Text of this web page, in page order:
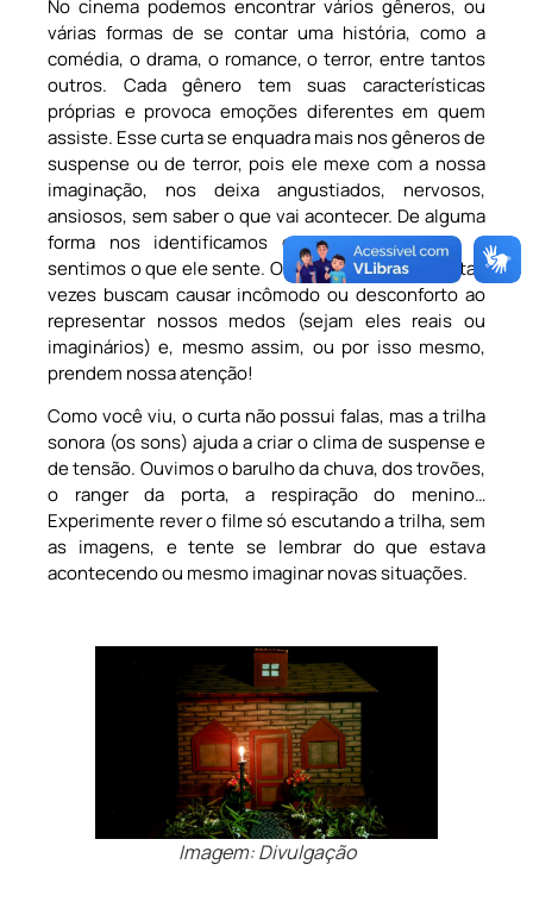
No cinema podemos encontrar vários gêneros, ou
várias formas de se contar uma história, como a
comédia, o drama, o romance, o terror, entre tantos
outros. Cada gênero tem suas características
próprias e provoca emoções diferentes em quem
assiste. Esse curta se enquadra mais nos gêneros de
suspense ou de terror, pois ele mexe com a nossa
imaginação, nos deixa angustiados, nervosos,
ansiosos, sem saber o que vai acontecer. De alguma
forma nos identificamos com o personagem e
sentimos o que ele sente. Os filmes de terror muitas
vezes buscam causar incômodo ou desconforto ao
representar nossos medos (sejam eles reais ou
imaginários) e, mesmo assim, ou por isso mesmo,
prendem nossa atenção!
Como você viu, o curta não possui falas, mas a trilha
sonora (os sons) ajuda a criar o clima de suspense e
de tensão. Ouvimos o barulho da chuva, dos trovões,
o ranger da porta, a respiração do menino…
Experimente rever o filme só escutando a trilha, sem
as imagens, e tente se lembrar do que estava
acontecendo ou mesmo imaginar novas situações.
Imagem: Divulgação